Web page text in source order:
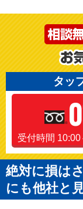
タッ
受付時間 10:00
絶対に損は
にも他社と